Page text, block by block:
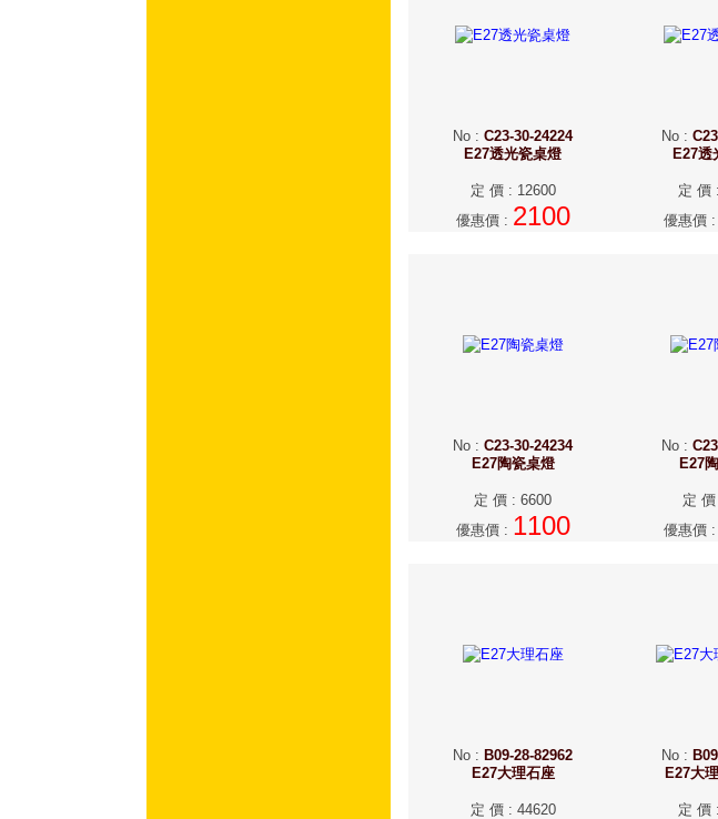
No : C23-30-24224
E27透光瓷桌燈
定 價: 12600
優惠價: 2100
No:
E27透
定 價 :
優惠價 :
No : C23-30-24234
E27陶瓷桌燈
定 價 : 6600
優惠價: 1100
No:
E27
定 價
優惠價 :
No : B09-28-82962
E27大理石座
定 價: 44620
No:
E27大
定 價 :